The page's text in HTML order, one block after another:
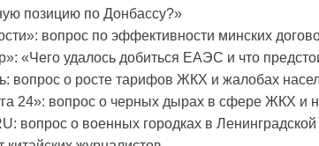
позицию по Донбассу?»
вопрос по эффективности минских
«Чего удалось добиться ЕАЭС и что
вопрос о росте тарифов ЖКХ и жалобах
24»: вопрос о черных дырах в сфере ЖКХ и
вопрос о военных городках в Ленинградской